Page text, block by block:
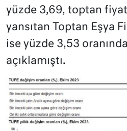
yüzde 3,69, toptan
yansıtan Toptan Eşya
ise yüzde 3,53 oranında
açıklamıştı.